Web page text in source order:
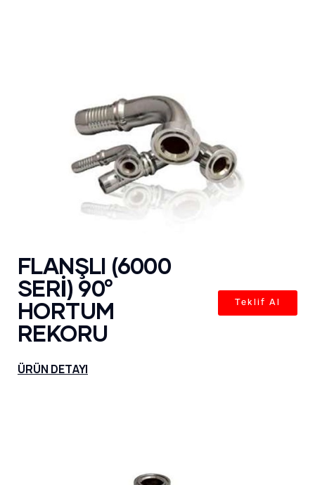
FLANŞLI (6000
SERİ) 90°
HORTUM
REKORU
Teklif Al
ÜRÜN DETAYI